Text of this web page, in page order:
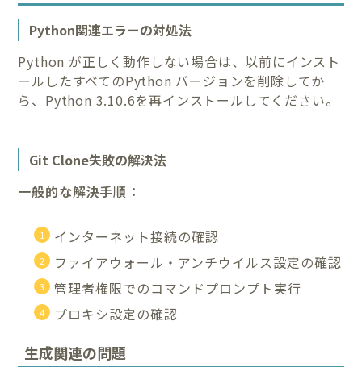
Python関連エラーの対処法
Python が正しく動作しない場合は、以前にインスト
ールしたすべてのPython バージョンを削除してか
ら、Python 3.10.6を再インストールしてください。
Git Clone失敗の解決法
一般的な解決手順：
インターネット接続の確認
ファイアウォール・アンチウイルス設定の確認
管理者権限でのコマンドプロンプト実行
プロキシ設定の確認
生成関連の問題